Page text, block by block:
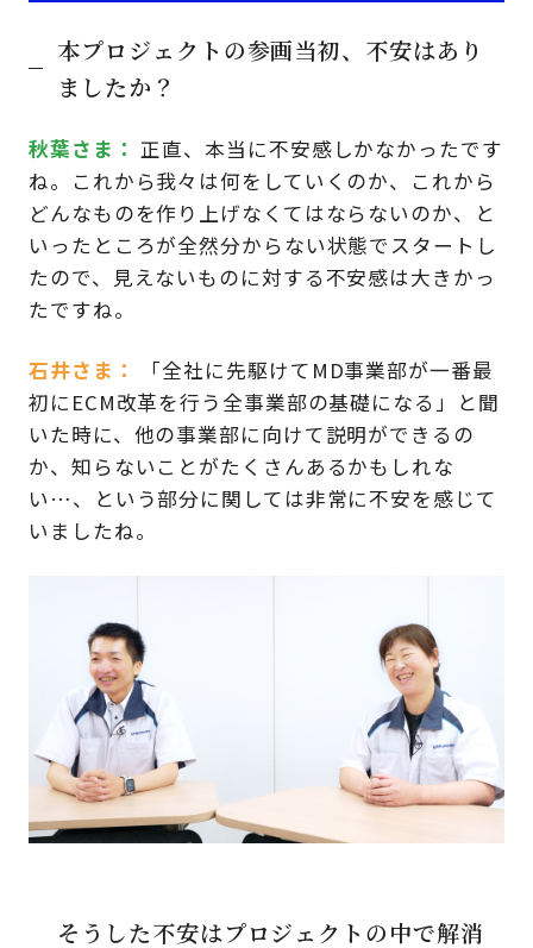
本プロジェクトの参画当初、不安はあり
ましたか？
秋葉さま
正直、本当に不安感しかなかったです
ね。これから我々は何をしていくのか、これから
どんなものを作り上げなくてはならないのか、と
いったところが全然分からない状態でスタートし
たので、見えないものに対する不安感は大きかっ
たですね。
石井さま
「全社に先駆けてMD事業部が一番最
初にECM改革を行う全事業部の基礎になる」と聞
いた時に、他の事業部に向けて説明ができるの
か、知らないことがたくさんあるかもしれな
い…、という部分に関しては非常に不安を感じて
いましたね。
そうした不安はプロジェクトの中で解消